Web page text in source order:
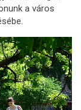
a város